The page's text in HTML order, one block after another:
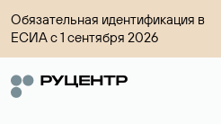
Обязательная идентификация в
ЕСИА с 1 сентября 2026